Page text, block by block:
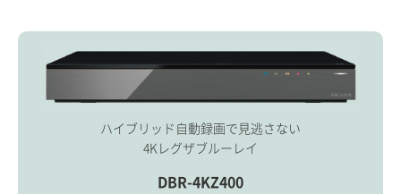
ハイブリッド自動録画で見逃さない
4Kレグザブルーレイ
DBR-4KZ400